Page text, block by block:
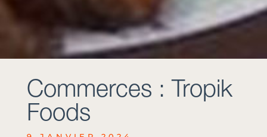
Commerces : Tropik
Foods